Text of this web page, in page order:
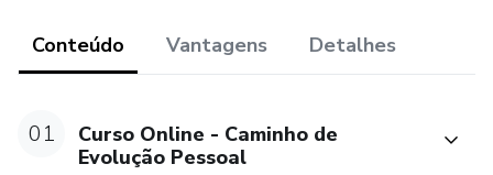
Conteúdo Vantagens Detalhes
01
Curso Online - Caminho de
Evolução Pessoal